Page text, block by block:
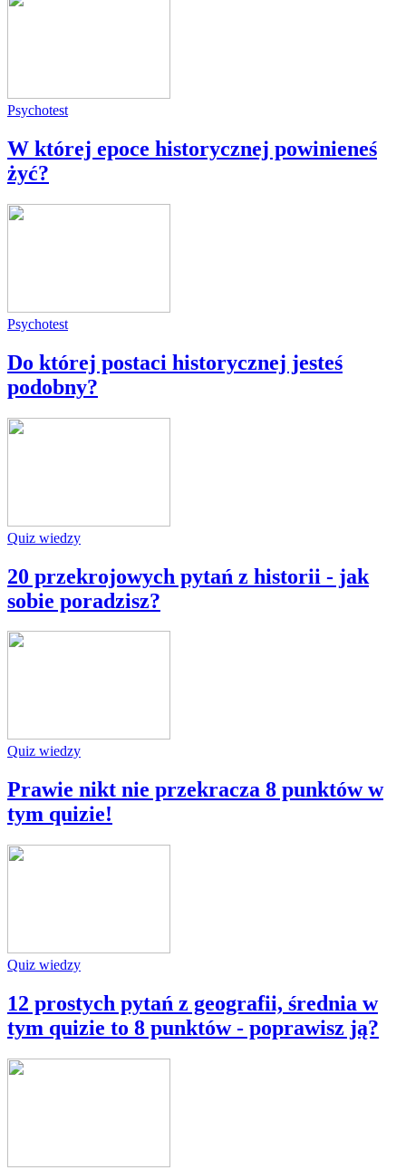
Psychotest
W której epoce historycznej powinieneś
żyć?
Psychotest
Do której postaci historycznej jesteś
podobny?
Quiz wiedzy
20 przekrojowych pytań z historii - jak
sobie poradzisz?
Quiz wiedzy
Prawie nikt nie przekracza 8 punktów w
tym quizie!
Quiz wiedzy
12 prostych pytań z geografii, średnia w
tym quizie to 8 punktów - poprawisz ją?